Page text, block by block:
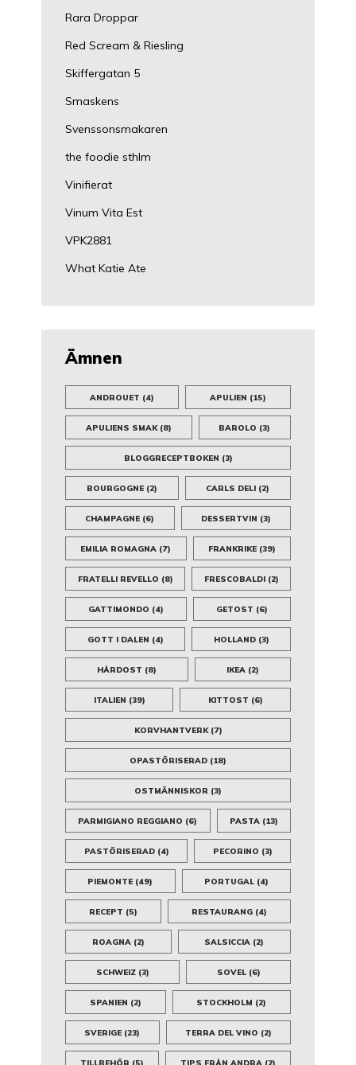
Rara Droppar
Red Scream & Riesling
Skiffergatan 5
Smaskens
Svenssonsmakaren
the foodie sthlm
Vinifierat
Vinum Vita Est
VPK2881
What Katie Ate
Ämnen
ANDROUET (4) APULIEN (15)
APULIENS SMAK(8) BAROLO (3)
BLOGGRECEPTBOKEN (3)
BOURGOGNE(2) CARLS DELI (2)
CHAMPAGNE (6) DESSERTVIN (3)
EMILIA ROMAGNA (7) FRANKRIKE(39)
FRATELLI REVELLO (8) FRESCOBALDI(2)
GATTIMONDO (4) GETOST (6)
GOTT I DALEN (4) HOLLAND(3)
HÅRDOST (8) IKEA (2)
ITALIEN (39) KITTOST (6)
KORVHANTVERK(7)
OPASTÖRISERAD (18)
OSTMÄNNISKOR (3)
PARMIGIANO REGGIANO (6) PASTA(13)
PASTÖRISERAD(4) PECORINO (3)
PIEMONTE (49) PORTUGAL(4)
RECEPT (5) RESTAURANG (4)
ROAGNA(2) SALSICCIA (2)
SCHWEIZ(3) SOVEL(6)
SPANIEN (2) STOCKHOLM (2)
SVERIGE (23) TERRA DEL VINO (2)